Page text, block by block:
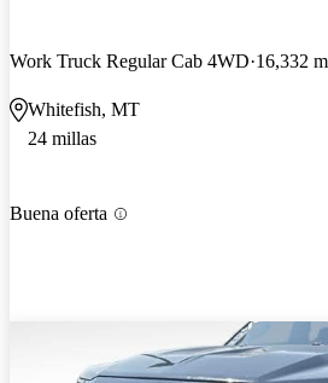
Work Truck Regular Cab 4WD 16,332
Whitefish, MT
24 millas
Buena oferta